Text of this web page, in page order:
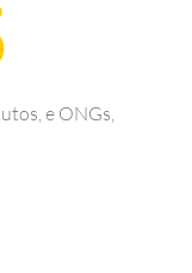
e ONGs,